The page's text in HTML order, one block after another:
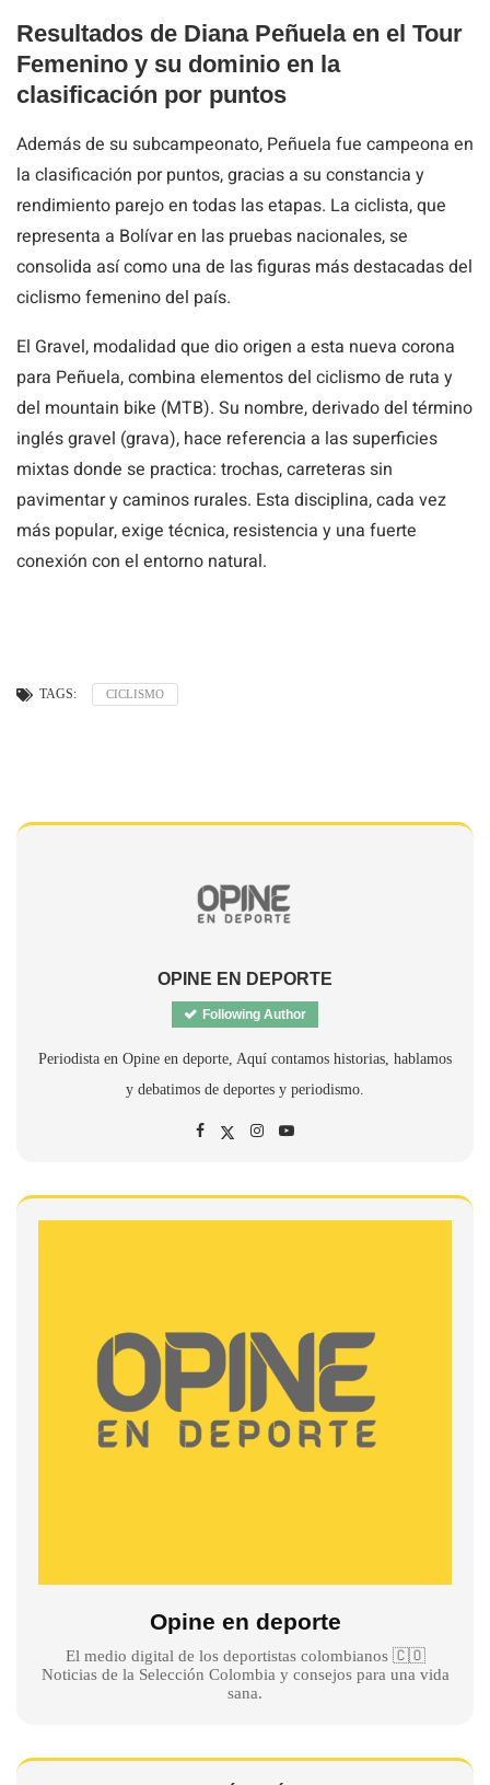
Resultados de Diana Peñuela en el Tour
Femenino y su dominio en la
clasificación por puntos
Además de su subcampeonato, Peñuela fue campeona en
la clasificación por puntos, gracias a su constancia y
rendimiento parejo en todas las etapas. La ciclista, que
representa a Bolívar en las pruebas nacionales, se
consolida así como una de las figuras más destacadas del
ciclismo femenino del país.
El Gravel, modalidad que dio origen a esta nueva corona
para Peñuela, combina elementos del ciclismo de ruta y
del mountain bike (MTB). Su nombre, derivado del término
inglés gravel (grava), hace referencia a las superficies
mixtas donde se practica: trochas, carreteras sin
pavimentar y caminos rurales. Esta disciplina, cada vez
más popular, exige técnica, resistencia y una fuerte
conexión con el entorno natural.
TAGS: CICLISMO
OPINE EN DEPORTE
Following Author
Periodista en Opine en deporte, Aquí contamos historias, hablamos
y debatimos de deportes y periodismo.
Opine en deporte
El medio digital de los deportistas colombianos 🇨🇴
Noticias de la Selección Colombia y consejos para una vida
sana.